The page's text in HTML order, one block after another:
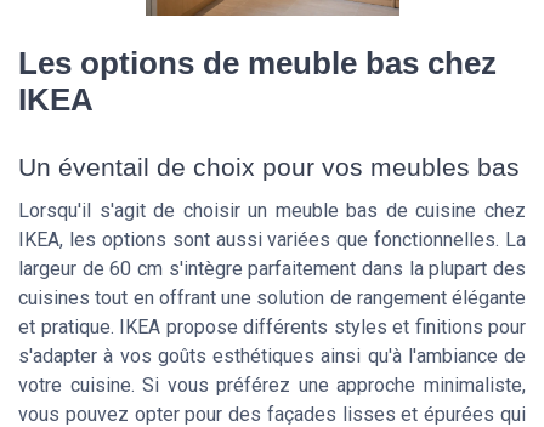
Les options de meuble bas chez
IKEA
Un éventail de choix pour vos meubles bas
Lorsqu'il s'agit de choisir un meuble bas de cuisine chez
IKEA, les options sont aussi variées que fonctionnelles. La
largeur de 60 cm s'intègre parfaitement dans la plupart des
cuisines tout en offrant une solution de rangement élégante
et pratique. IKEA propose différents styles et finitions pour
s'adapter à vos goûts esthétiques ainsi qu'à l'ambiance de
votre cuisine. Si vous préférez une approche minimaliste,
vous pouvez opter pour des façades lisses et épurées qui